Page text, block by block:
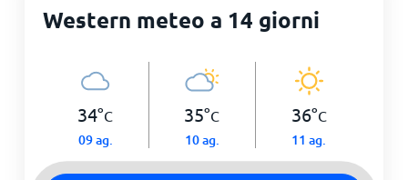
Western meteo a 14 giorni
34°C
09 ag.
35°C
10 ag.
36°C
11 ag.